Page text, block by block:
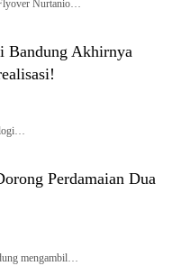
Nurtanio…
Bandung Akhirnya
Perdamaian Dua
mengambil…